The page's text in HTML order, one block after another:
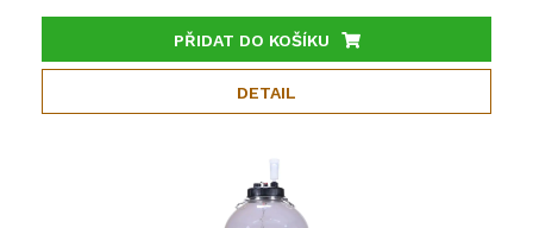
PŘIDAT DO KOŠÍKU
DETAIL